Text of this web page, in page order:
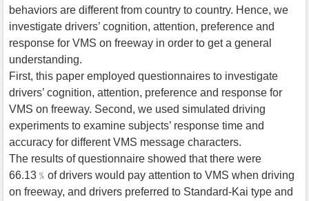
behaviors are different from country to country. Hence, we
investigate drivers’ cognition, attention, preference and
response for VMS on freeway in order to get a general
understanding.
First, this paper employed questionnaires to investigate
drivers’ cognition, attention, preference and response for
VMS on freeway. Second, we used simulated driving
experiments to examine subjects’ response time and
accuracy for different VMS message characters.
The results of questionnaire showed that there were
66.13﹪of drivers would pay attention to VMS when driving
on freeway, and drivers preferred to Standard-Kai type and